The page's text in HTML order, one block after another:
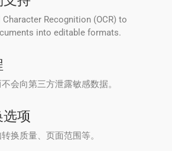
Recognition (OCR) to
into editable formats.
会向第三方泄露敏感数据。
项
换质量、页面范围等。